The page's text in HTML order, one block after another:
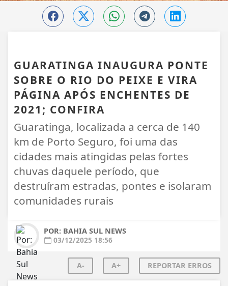
GUARATINGA INAUGURA PONTE
SOBRE O RIO DO PEIXE E VIRA
PÁGINA APÓS ENCHENTES DE
2021; CONFIRA
Guaratinga, localizada a cerca de 140
km de Porto Seguro, foi uma das
cidades mais atingidas pelas fortes
chuvas daquele período, que
destruíram estradas, pontes e isolaram
comunidades rurais
POR: BAHIA SUL NEWS
03/12/2025 18:56
A- A+ REPORTAR ERROS